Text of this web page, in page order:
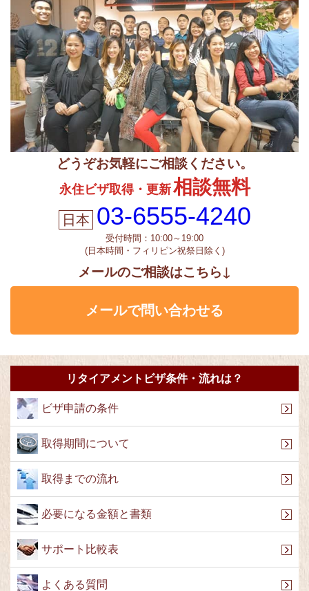
どうぞお気軽にご相談ください。
永住ビザ取得・更新相談無料
03-6555-4240
受付時間：10:00～19:00
(日本時間・フィリピン祝祭日除く)
メールのご相談はこちら↓
メールで問い合わせる
リタイアメントビザ条件・流れは？
ビザ申請の条件
取得期間について
取得までの流れ
必要になる金額と書類
サポート比較表
よくある質問